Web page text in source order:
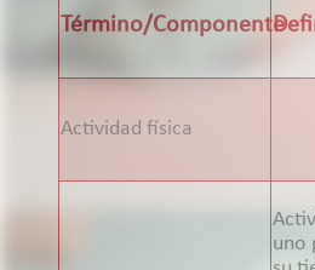
Término/Componente
Actividad física
uno